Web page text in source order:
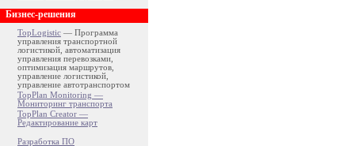
Бизнес-решения
TopLogistic — Программа
управления транспортной
логистикой, автоматизация
управления перевозками,
оптимизация маршрутов,
управление логистикой,
управление автотранспортом
TopPlan Monitoring —
Мониторинг транспорта
TopPlan Creator —
Редактирование карт
Разработка ПО